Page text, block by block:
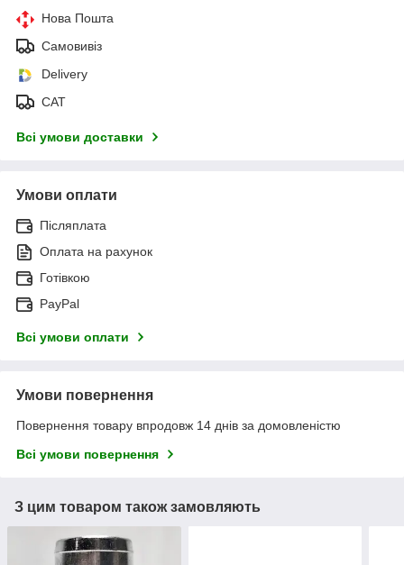
Нова Пошта
Самовивіз
Delivery
САТ
Всі умови доставки
Умови оплати
Післяплата
Оплата на рахунок
Готівкою
PayPal
Всі умови оплати
Умови повернення
Повернення товару впродовж 14 днів за домовленістю
Всі умови повернення
З цим товаром також замовляють